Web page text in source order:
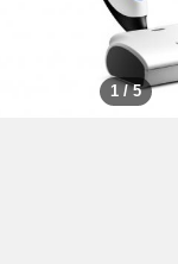
1 / 5